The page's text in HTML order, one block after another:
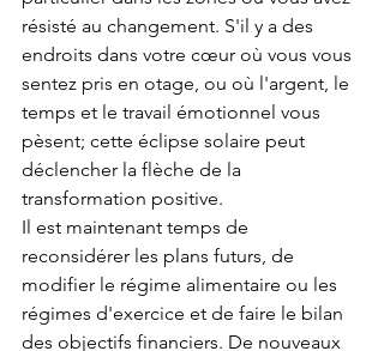
résisté au changement. S'il y a des
endroits dans votre cœur où vous vous
sentez pris en otage, ou où l'argent, le
temps et le travail émotionnel vous
pèsent; cette éclipse solaire peut
déclencher la flèche de la
transformation positive.
Il est maintenant temps de
reconsidérer les plans futurs, de
modifier le régime alimentaire ou les
régimes d'exercice et de faire le bilan
des objectifs financiers. De nouveaux